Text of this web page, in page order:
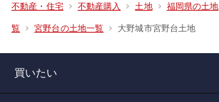
不動産・住宅 不動産購入 土地 福岡県の土地
覧 宮野台の土地一覧 大野城市宮野台土地
買いたい